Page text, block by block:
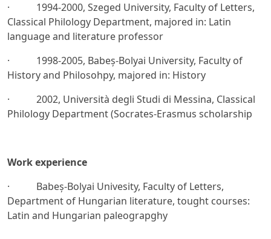
· 1994-2000, Szeged University, Faculty of Letters,
Classical Philology Department, majored in: Latin
language and literature professor
· 1998-2005, Babeș-Bolyai University, Faculty of
History and Philosohpy, majored in: History
· 2002, Università degli Studi di Messina, Classical
Philology Department (Socrates-Erasmus scholarship
Work experience
· Babeș-Bolyai Univesity, Faculty of Letters,
Department of Hungarian literature, tought courses:
Latin and Hungarian paleograpghy